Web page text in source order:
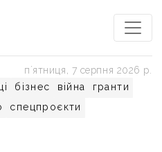
бізнес війна
гранти
спецпроєкти
пʼятниця, 7 серпня 2026 р.